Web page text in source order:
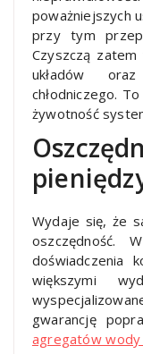
poważniejszych
przy tym
Czyszczą zatem
układów
chłodniczego.
żywotność
Wydaje się, że
oszczędność.
doświadczenia
większymi
gwarancję
agregatów